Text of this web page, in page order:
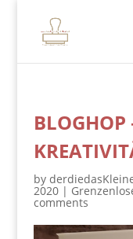
BLOGHOP
by
2020|
comments